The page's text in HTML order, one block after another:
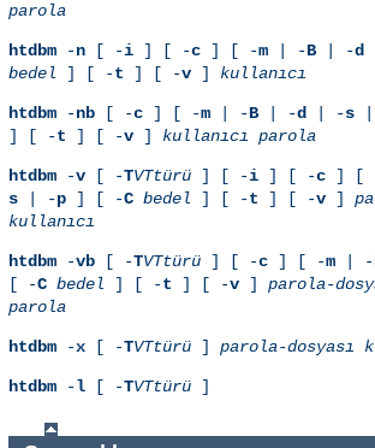
parola
htdbm -n [ -i ] [ -c ] [ -m | -B | -d
bedel ] [ -t ] [ -v ] kullanıcı
htdbm -nb [ -c ] [ -m | -B | -d | -s
] [ -t ] [ -v ] kullanıcı parola
htdbm -v [ -TVTtürü ] [ -i ] [ -c ] [
s | -p ] [ -C bedel ] [ -t ] [ -v ]
kullanıcı
htdbm -vb [ -TVTtürü ] [ -c ] [ -m | -
[ -C bedel ] [ -t ] [ -v ] parola-
parola
htdbm -x [ -TVTtürü ] parola-dosyası
htdbm -l [ -TVTtürü ]